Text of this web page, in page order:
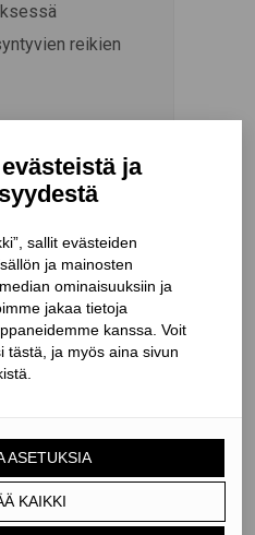
reikien
butyyliteippi,
tai naulan
syntyvän
kattopaarretta
kosteudelta.
tarttuu tiukasti
tuuletusriman ja
Tämä suojaa